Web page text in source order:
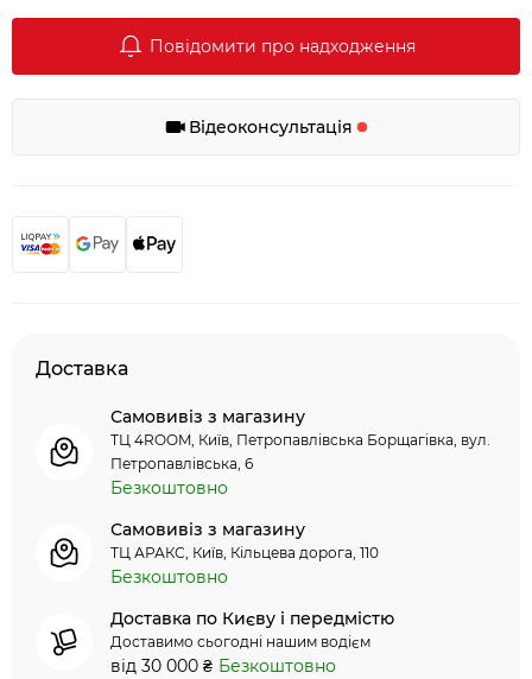
Повідомити про надходження
Відеоконсультація
Доставка
Самовивіз з магазину
ТЦ 4ROOM, Київ, Петропавлівська Борщагівка, вул.
Петропавлівська, 6
Безкоштовно
Самовивіз з магазину
ТЦ АРАКС, Київ, Кільцева дорога, 110
Безкоштовно
Доставка по Києву і передмістю
Доставимо сьогодні нашим водієм
від 30 000 ₴ Безкоштовно